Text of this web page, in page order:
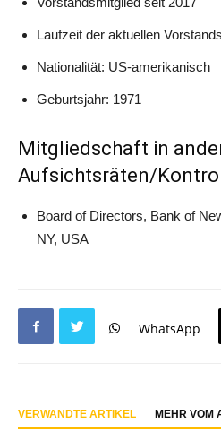
Laufzeit der aktuellen
Nationalität: US-amerikanisch
Geburtsjahr: 1971
Mitgliedschaft in
Aufsichtsräten/
Board of Directors, Bank of
NY, USA
WhatsApp
VERWANDTE ARTIKEL MEHR VOM